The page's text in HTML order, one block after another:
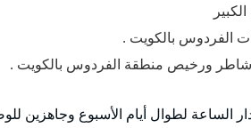
الفردوس بالكويت .
ورخيص منطقة الفردوس بالكويت .
الساعة لطوال أيام الأسبوع وجاهزين